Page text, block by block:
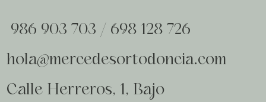
986 903 703 / 698 128 726
hola@mercedesortodoncia.com
Calle Herreros, 1, Bajo